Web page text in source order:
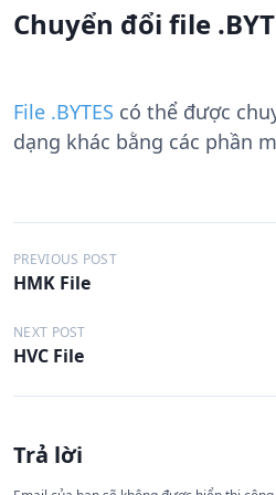
Chuyển đổi file
File .BYTES có thể được
dạng khác bằng các phần
Đ
i
ề
u
h
ớ
PREVIOUS POST
HMK File
NEXT POST
HVC File
Trả lời